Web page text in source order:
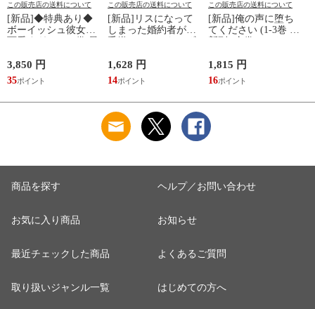
この販売店の送料について
[新品]◆特典あり◆
ボーイッシュ彼女が
種付] 全巻セット
3,850 円
35
この販売店の送料について
[新品]リスになって
しまった婚約者が、
きました。 (1-2巻 最
新刊) 全巻セット
1,628 円
14
この販売店の送料について
[新品]俺の声に堕ち
てください (1-3巻 最
1,815 円
16
商品を探す
お気に入り商品
最近チェックした商品
取り扱いジャンル一覧
ヘルプ／お問い合わせ
お知らせ
よくあるご質問
はじめての方へ